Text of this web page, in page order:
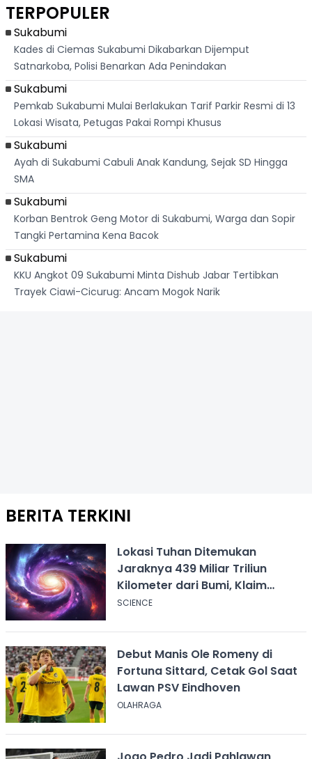
Dari
Palabuhanratu
TERPOPULER
Sukabumi
Kades di Ciemas Sukabumi Dikabarkan Dijemput
Satnarkoba, Polisi Benarkan Ada Penindakan
Sukabumi
Pemkab Sukabumi Mulai Berlakukan Tarif Parkir Resmi di 13
Lokasi Wisata, Petugas Pakai Rompi Khusus
Sukabumi
Ayah di Sukabumi Cabuli Anak Kandung, Sejak SD Hingga
SMA
Sukabumi
Korban Bentrok Geng Motor di Sukabumi, Warga dan Sopir
Tangki Pertamina Kena Bacok
Sukabumi
KKU Angkot 09 Sukabumi Minta Dishub Jabar Tertibkan
Trayek Ciawi-Cicurug: Ancam Mogok Narik
BERITA TERKINI
Lokasi Tuhan Ditemukan
Jaraknya 439 Miliar Triliun
Kilometer dari Bumi, Klaim
Ilmuwan Harvard
SCIENCE
Debut Manis Ole Romeny di
Fortuna Sittard, Cetak Gol Saat
Lawan PSV Eindhoven
OLAHRAGA